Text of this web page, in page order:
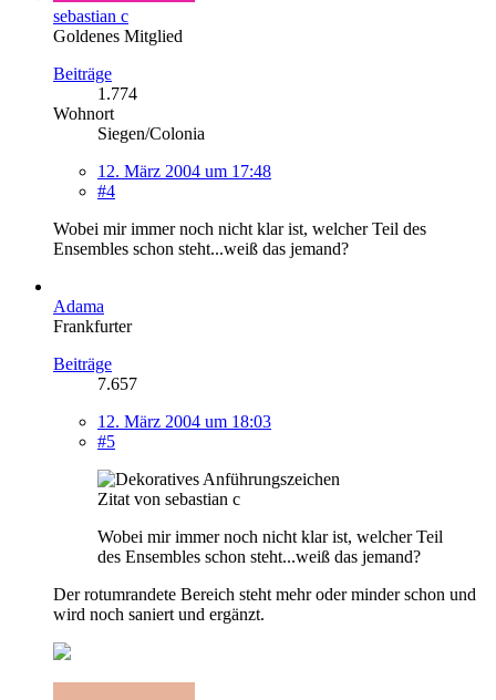
sebastian c
Goldenes Mitglied
Beiträge
1.774
Wohnort
Siegen/Colonia
12. März 2004 um 17:48
#4
Wobei mir immer noch nicht klar ist, welcher Teil des
Ensembles schon steht...weiß das jemand?
Adama
Frankfurter
Beiträge
7.657
12. März 2004 um 18:03
#5
Zitat von sebastian c
Wobei mir immer noch nicht klar ist, welcher Teil
des Ensembles schon steht...weiß das jemand?
Der rotumrandete Bereich steht mehr oder minder schon und
wird noch saniert und ergänzt.